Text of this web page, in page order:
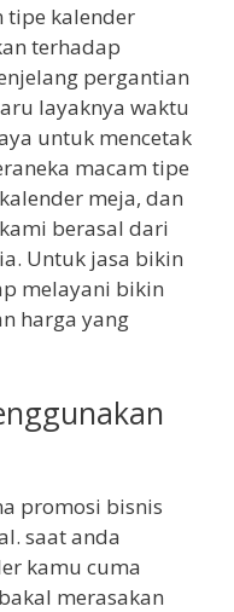
tipe kalender
terhadap
pergantian
layaknya waktu
untuk mencetak
macam tipe
meja, dan
berasal dari
Untuk jasa bikin
melayani bikin
harga yang
promosi bisnis
saat anda
kamu cuma
merasakan